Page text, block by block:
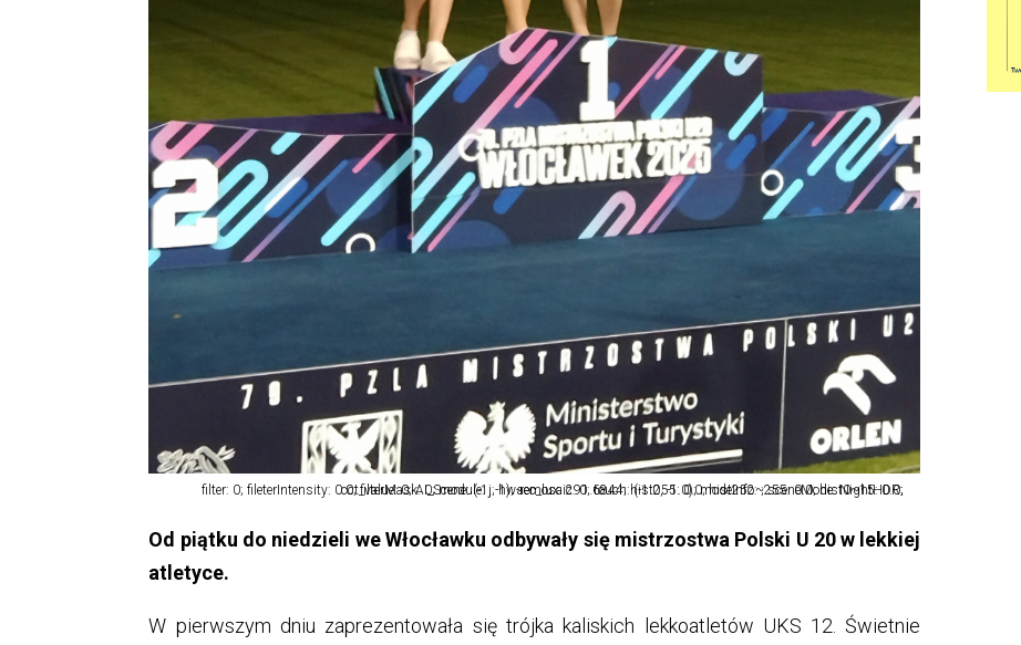
filter: 0; fileterIntensity: 0.0; filterMask: 0; module: j; hw-remosaic: 0; touch: (-1.0, -1.0); modeInfo: ; sceneMode: NightHDR; cct_value: 0; AI_Scene: (-1, -1); aec_lux: 291.6844; hist255: 0.0; hist252~255: 0.0; hist0~15: 0.0;
Od piątku do niedzieli we Włocławku odbywały się mistrzostwa Polski U 20 w lekkiej
atletyce.
W pierwszym dniu zaprezentowała się trójka kaliskich lekkoatletów UKS 12. Świetnie